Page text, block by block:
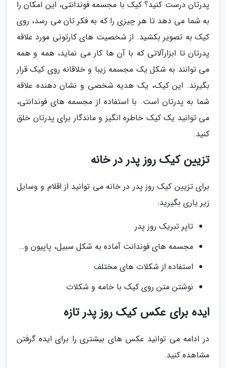
پدرتان درست کنید؟ کیک با مجسمه فوندانتی، این امکان را
به شما می دهد تا هر چیزی را که به فکر تان می رسد، روی
کیک به تصویر بکشید. از شخصیت های کارتونی مورد علاقه
پدرتان تا ابزارآلاتی که با آن ها کار می نماید، همه و همه
می توانند به شکل یک مجسمه زیبا و خلاقانه روی کیک قرار
بگیرند. این کیک، یک هدیه شخصی و نشان دهنده علاقه
شما به پدرتان است. با استفاده از مجسمه های فوندانتی،
می توانید یک کیک خاطره انگیز و ماندگار برای پدرتان خلق
کنید.
تزیین کیک روز پدر در خانه
برای تزیین کیک روز پدر در خانه می توانید از اقلام و وسایل
زیر یاری بگیرید:
تاپر تبریک روز پدر
مجسمه های فوندانت آماده به شکل سبیل، پاپیون و…
استفاده از شکلات های مختلف
نوشتن متن روی کیک با خامه و شکلات
ایده برای عکس کیک روز پدر تازه
در ادامه می توانید عکس های بیشتری را برای ایده گرفتن
مشاهده کنید.